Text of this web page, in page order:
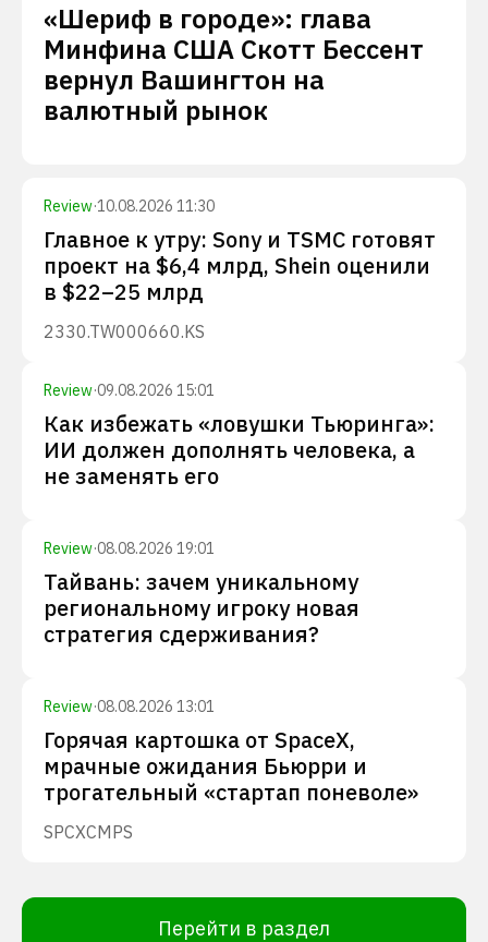
«Шериф в городе»: глава
Минфина США Скотт Бессент
вернул Вашингтон на
валютный рынок
Review·10.08.2026 11:30
Главное к утру: Sony и TSMC готовят
проект на $6,4 млрд, Shein оценили
в $22–25 млрд
2330.TW000660.KS
Review·09.08.2026 15:01
Как избежать «ловушки Тьюринга»:
ИИ должен дополнять человека, а
не заменять его
Review·08.08.2026 19:01
Тайвань: зачем уникальному
региональному игроку новая
стратегия сдерживания?
Review·08.08.2026 13:01
Горячая картошка от SpaceX,
мрачные ожидания Бьюрри и
трогательный «стартап поневоле»
SPCXCMPS
Перейти в раздел